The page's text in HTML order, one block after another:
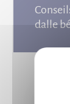
dalle